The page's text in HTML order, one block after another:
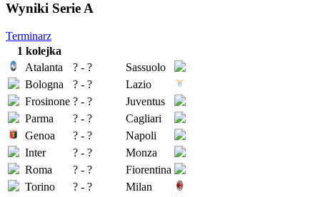
Wyniki Serie A
Terminarz
1 kolejka
Atalanta
? - ?
Sassuolo
Bologna
? - ?
Lazio
Frosinone ? - ?
Juventus
Parma
? - ?
Cagliari
Genoa
? - ?
Napoli
Inter
? - ?
Monza
Roma
? - ?
Fiorentina
Torino
? - ?
Milan